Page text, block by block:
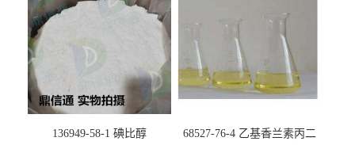
136949-58-1 碘比醇
68527-76-4 乙基香兰素丙二